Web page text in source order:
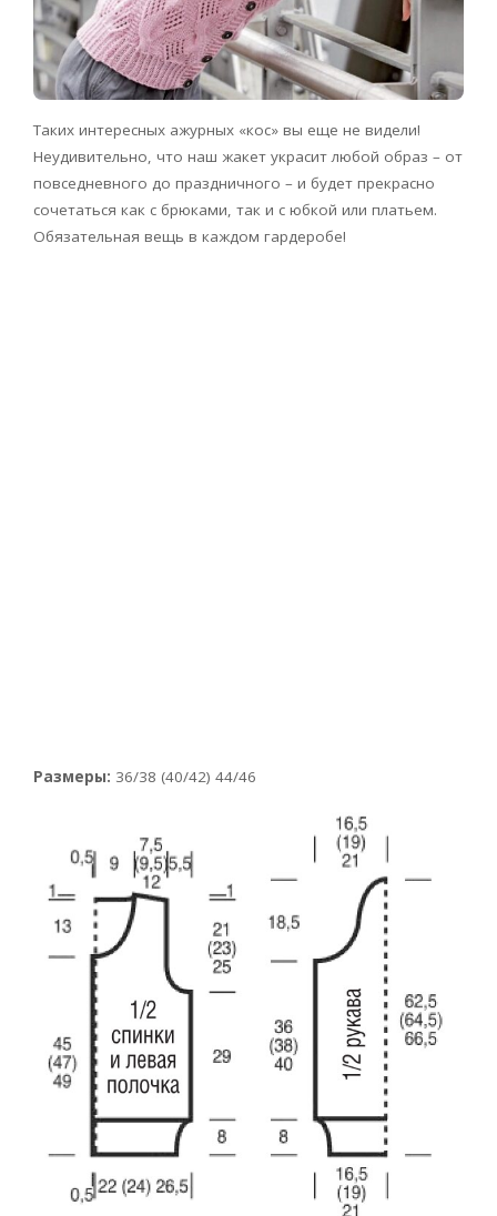
Таких интересных ажурных «кос» вы еще не видели!
Неудивительно, что наш жакет украсит любой образ – от
повседневного до праздничного – и будет прекрасно
сочетаться как с брюками, так и с юбкой или платьем.
Обязательная вещь в каждом гардеробе!
Размеры: 36/38 (40/42) 44/46